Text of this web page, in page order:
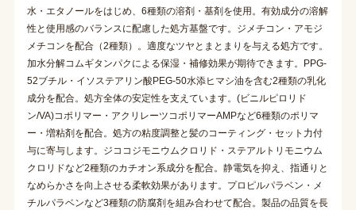
水・エタノールをはじめ、6種類の溶剤・基剤を使用。有効成分の溶解
性と使用感のバランスに配慮した処方基盤です。ジメチコン・アモジ
メチコンを配合（2種類）。適度なツヤとまとまりを与える処方です。
加水分解コムギタンパクによる保湿・補修効果が期待できます。PPG-
52ブチル・イソステアリン酸PEG-50水添ヒマシ油を含む2種類の乳化
成分を配合。処方全体の安定性を支えています。(ビニルピロリド
ン/VA)コポリマー・アクリレーツコポリマーAMPなど6種類のポリマ
ー・増粘剤を配合。処方の粘度調整と髪のコーティング・セット力付
与に寄与します。ジココジモニウムクロリド・ステアルトリモニウム
クロリドなど2種類のカチオン系成分を配合。静電気を抑え、指通りと
なめらかさを向上させる柔軟効果があります。プロピルパラベン・メ
チルパラベンなど3種類の防腐剤を組み合わせて配合。製品の品質を長